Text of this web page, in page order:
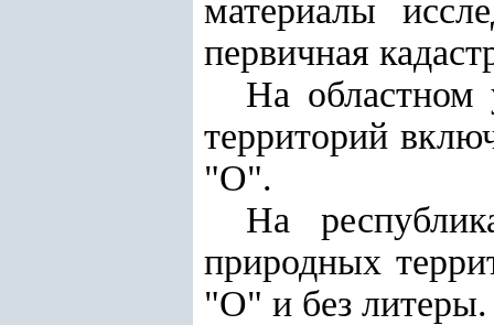
материалы
первичная
На областном
территорий
"О".
На
природных
"О" и без литеры.